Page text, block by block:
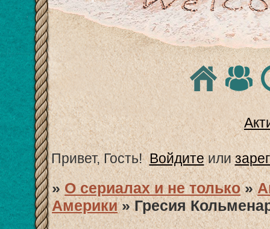
Привет, Гость! Войдитеили
»О сериалах и не только »
Америки »Гресия